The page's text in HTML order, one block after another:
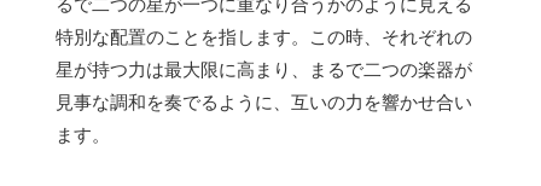
るで二つの星が一つに重なり合うかのように見える
特別な配置のことを指します。この時、それぞれの
星が持つ力は最大限に高まり、まるで二つの楽器が
見事な調和を奏でるように、互いの力を響かせ合い
ます。